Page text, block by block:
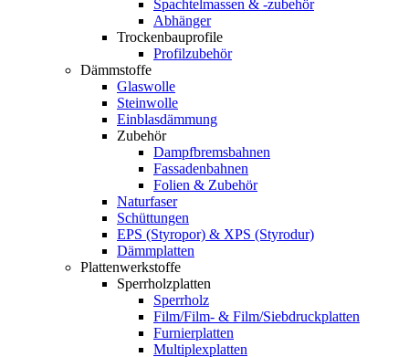
Spachtelmassen & -zubehör
Abhänger
Trockenbauprofile
Profilzubehör
Dämmstoffe
Glaswolle
Steinwolle
Einblasdämmung
Zubehör
Dampfbremsbahnen
Fassadenbahnen
Folien & Zubehör
Naturfaser
Schüttungen
EPS (Styropor) & XPS (Styrodur)
Dämmplatten
Plattenwerkstoffe
Sperrholzplatten
Sperrholz
Film/Film- & Film/Siebdruckplatten
Furnierplatten
Multiplexplatten